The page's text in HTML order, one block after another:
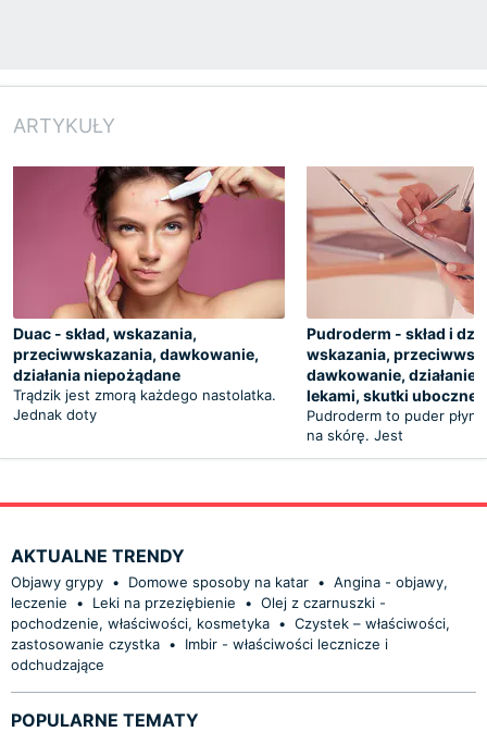
ARTYKUŁY
Duac - skład, wskazania,
przeciwwskazania, dawkowanie,
działania niepożądane
Trądzik jest zmorą każdego nastolatka.
Jednak doty
Pudroderm - skład i
wskazania,
dawkowanie, działanie
lekami, skutki uboczne
Pudroderm to puder
na skórę. Jest
AKTUALNE TRENDY
Objawy grypy • Domowe sposoby na katar • Angina - objawy,
leczenie
• Leki na przeziębienie • Olej z czarnuszki -
pochodzenie, właściwości, kosmetyka • Czystek – właściwości,
zastosowanie czystka •
Imbir - właściwości lecznicze i
odchudzające
POPULARNE TEMATY